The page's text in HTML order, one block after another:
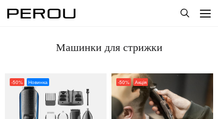
Машинки для стрижки
-50% Новинка -50% Акція